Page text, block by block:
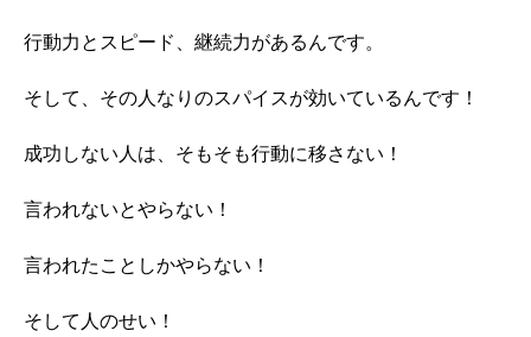
行動力とスピード、継続力があるんです。
そして、その人なりのスパイスが効いているんです！
成功しない人は、そもそも行動に移さない！
言われないとやらない！
言われたことしかやらない！
そして人のせい！